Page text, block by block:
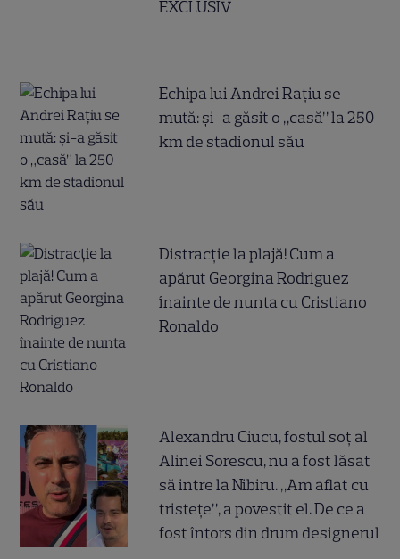
EXCLUSIV
Echipa lui Andrei Rațiu se
mută: și-a găsit o „casă” la 250
km de stadionul său
Distracție la plajă! Cum a
apărut Georgina Rodriguez
înainte de nunta cu Cristiano
Ronaldo
Alexandru Ciucu, fostul soț al
Alinei Sorescu, nu a fost lăsat
să intre la Nibiru. „Am aflat cu
tristețe”, a povestit el. De ce a
fost întors din drum designerul